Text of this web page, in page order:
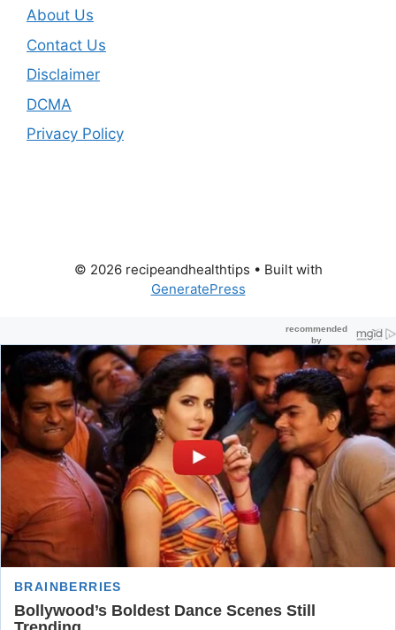
About Us
Contact Us
Disclaimer
DCMA
Privacy Policy
© 2026 recipeandhealthtips • Built with
GeneratePress